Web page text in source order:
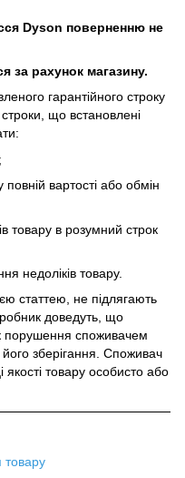
Dyson поверненню не
за рахунок магазину.
гарантійного строку
що встановлені
вартості або обмін
товару в розумний строк
недоліків товару.
статтею, не підлягають
доведуть, що
порушення споживачем
зберігання. Споживач
якості товару особисто або
товару